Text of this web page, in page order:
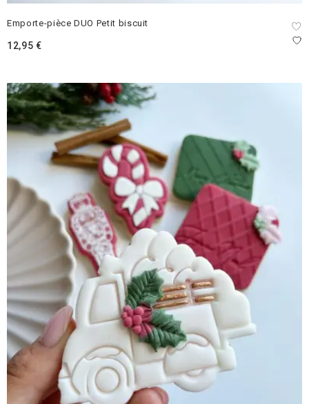
Emporte-pièce DUO Petit biscuit
12,95 €